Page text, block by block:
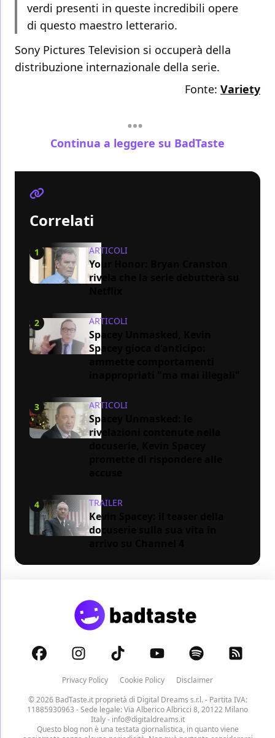
verdi presenti in queste incredibili opere
di questo maestro letterario.
Sony Pictures Television si occuperà della
distribuzione internazionale della serie.
Fonte: Variety
Continua a leggere su BadTaste
Correlati
1 ARTICOLI
Your Honor: Bryan Cranston
rivela che la serie debutterà su
2 ARTICOLI
Spacey Unmasked, Kevin
Spacey gioca d'anticipo:
3 ARTICOLI
Spacey Unmasked: le
rivelazioni contenute nella
4 TRAILER
Kevin Spacey: il teaser della
docuserie sulla sua vita in
Privacy Policy Cookie Policy
Disclaimer
© 2026 BadTaste.it proprietà di Digital Dreams s.r.l.- Partita IVA:
11885930963 - Sede legale: Via Alberico Albricci 8, 20122 Milano
Italy - info@digitaldreams.it
Questo blog non è una testata giornalistica, in quanto viene